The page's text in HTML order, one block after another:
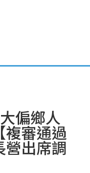
偏鄉人
複審通過
營出席調